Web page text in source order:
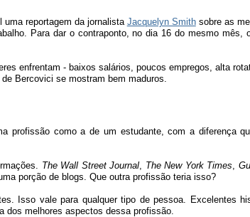
uma reportagem da jornalistaJacquelyn Smithsobre as
Para dar o contraponto, no dia 16 do mesmo mês,
enfrentam - baixos salários, poucos empregos, alta
Bercovici se mostram bem maduros.
profissão como a de um estudante, com a diferença
The Wall Street Journal The New York Times
porção de blogs. Que outra profissão teria isso?
Isso vale para qualquer tipo de pessoa. Excelentes
dos melhores aspectos dessa profissão.